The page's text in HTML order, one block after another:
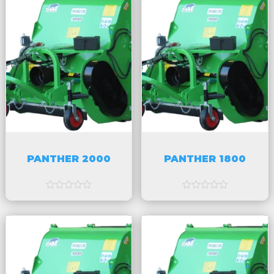
5
5
PANTHER 2000
a
v
5
PANTHER 1800
a
v
5